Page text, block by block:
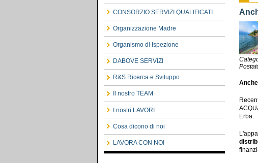
CONSORZIO SERVIZI QUALIFICATI
Organizzazione Madre
Organismo di Ispezione
DABOVE SERVIZI
R&S Ricerca e Sviluppo
Il nostro TEAM
I nostri LAVORI
Cosa dicono di noi
LAVORA CON NOI
Erba.